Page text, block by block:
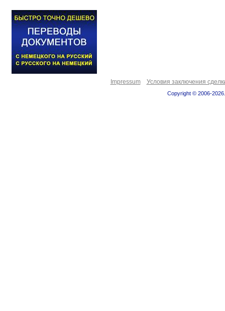
Impressum Условия заключения
Copyright © 2006-